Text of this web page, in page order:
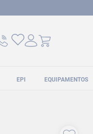
EPI EQUIPAMENTOS